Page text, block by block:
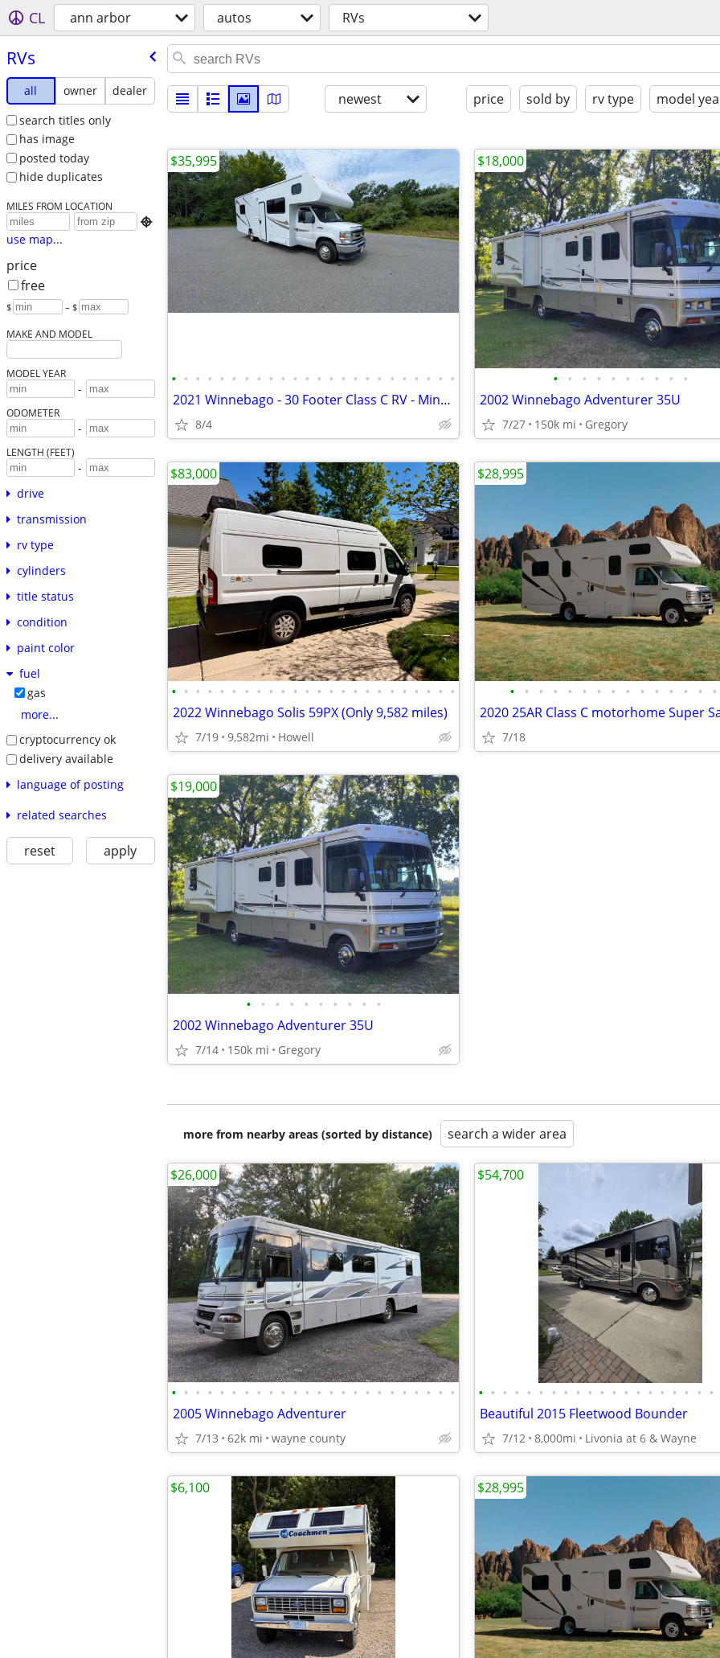
CL ann arbor autos RVs
RVs
all owner
dealer
search titles only
has image
posted today
hide duplicates
MILES FROM LOCATION

use map...
price
free
$ – $
MAKE AND MODEL
MODEL YEAR
-
ODOMETER
-
LENGTH (FEET)
-
drive
transmission
rv type
cylinders
title status
condition
paint color
fuel
gas
more...
cryptocurrency ok
delivery available
language of posting
related searches
reset apply
newest price sold by rv type model
• • • • • • • • • • • • • • • • • • • • • • • •
2021 Winnebago - 30 Footer Class C RV - Minnie Winnie
8/4
$35,995
• • • • • • • • • •
2002 Winnebago Adventurer 35U
7/27 150k mi Gregory
$18,000
• • • • • • • • • • • • • • • • • • • • • • • •
2022 Winnebago Solis 59PX (Only 9,582 miles)
7/19 9,582mi Howell
$83,000
• • • • • • • • • • • • • • •
2020 25AR Class C motorhome Super
7/18
$28,995
• • • • • • • • • •
2002 Winnebago Adventurer 35U
7/14 150k mi Gregory
$19,000
more from nearby areas (sorted by distance) search a wider area
• • • • • • • • • • • • • • • • • • • • • • • •
2005 Winnebago Adventurer
7/13 62k mi wayne county
$26,000
• • • • • • • • • • • • • • • • • • • •
Beautiful 2015 Fleetwood Bounder
7/12 8,000mi Livonia at 6 & Wayne
$54,700
$6,100 $28,995